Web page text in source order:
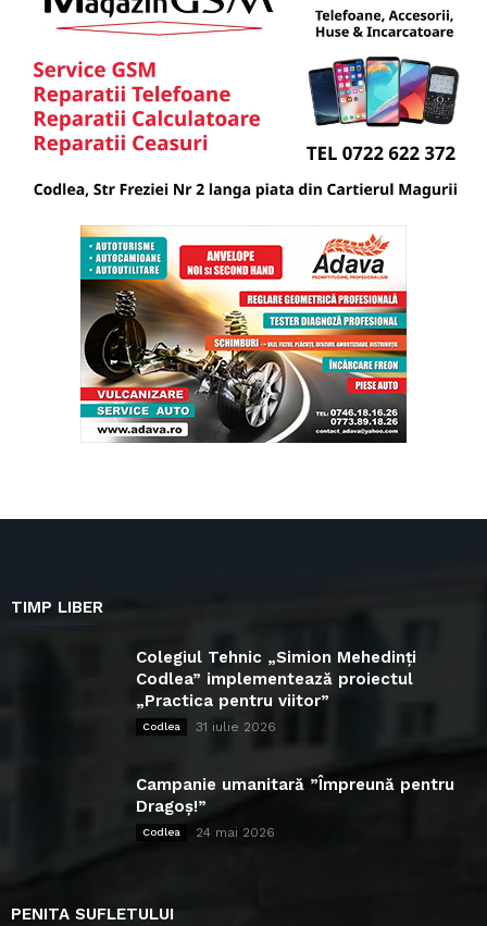
TIMP LIBER
Colegiul Tehnic „Simion Mehedinți
Codlea” implementează proiectul
„Practica pentru viitor”
Codlea 31 iulie 2026
Campanie umanitară ”Împreună pentru
Dragoș!”
Codlea 24 mai 2026
PENITA SUFLETULUI